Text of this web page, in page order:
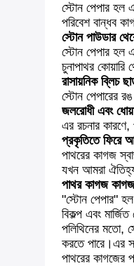
স্টোন পেপার হল
পরিবেশ বান্ধব
স্টোন পাউডার
স্টোন পেপার হল
চুনাপাথর কোয়ারি
রাসায়নিক ব্লিচ
স্টোন পেপারের
জলরোধী এবং
এর রচনার
প্রকৃতিতে ফিরে
পাথরের কাগজ
যখন আমরা
পাথর কাগজ কাগজ
"স্টোন পেপার"
বিকল্প এবং
পলিথিনের মতো,
করতে পারে।এর
পাথরের কাগজের